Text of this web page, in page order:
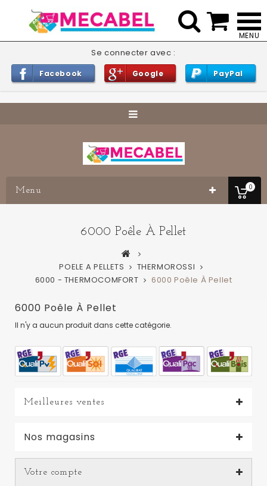
Se connecter avec :
Facebook Google PayPal
0
Menu
6000 Poêle À Pellet
POELE A PELLETS
THERMOROSSI
6000 - THERMOCOMFORT
6000 Poêle À Pellet
6000 Poêle À Pellet
Il n'y a aucun produit dans cette catégorie.
Meilleures ventes
Nos magasins
Votre compte
 